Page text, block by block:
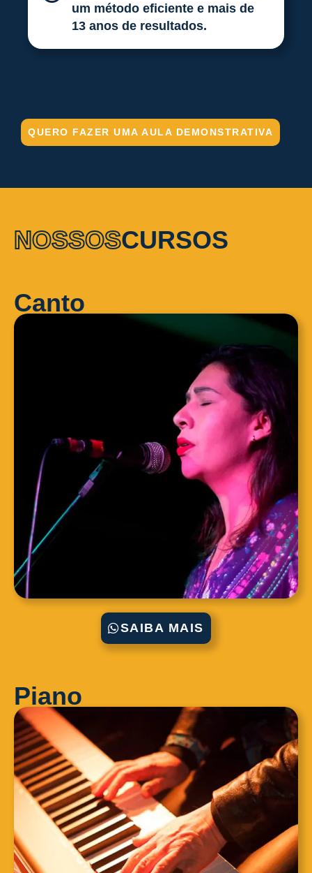
um método eficiente e mais de
13 anos de resultados.
QUERO FAZER UMA AULA DEMONSTRATIVA
NOSSOSCURSOS
Canto
SAIBA MAIS
Piano